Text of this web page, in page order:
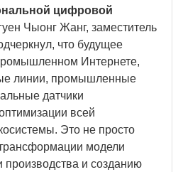
цифровой
Чыонг Жанг, заместитель
что будущее
Интернете,
линии, промышленные
датчики
всей
Это не просто
модели
производства и созданию